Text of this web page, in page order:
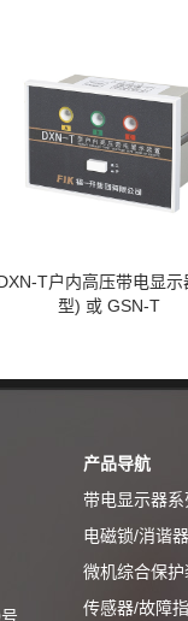
T户内高压带电显示
型) 或 GSN-T
产品导航
带电显示器系
电磁锁/消谐
微机综合保护
传感器/故障